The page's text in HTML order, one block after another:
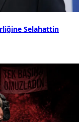
Selahattin